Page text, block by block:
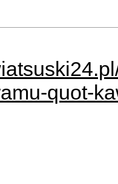
quot-